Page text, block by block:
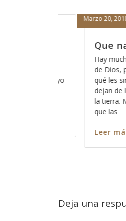
Marzo 19,
A veces
de que
somos
ninguno
captar
Deja una